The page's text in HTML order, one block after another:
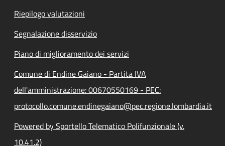
Riepilogo valutazioni
Segnalazione disservizio
Piano di miglioramento dei servizi
Comune di Endine Gaiano - Partita IVA
dell'amministrazione: 00670550169 - PEC:
protocollo.comune.endinegaiano@pec.regione.lombardia.it
Powered by Sportello Telematico Polifunzionale (v.
10.41.2)